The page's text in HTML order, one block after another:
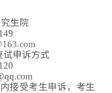
生院
试申诉方式
接受考生申诉，考生